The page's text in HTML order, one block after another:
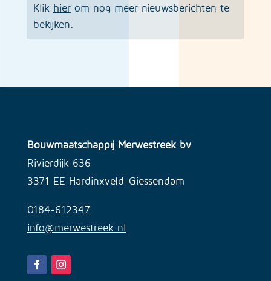
Klik hierom nog meer nieuwsberichten te
bekijken.
Bouwmaatschappij Merwestreek bv
Rivierdijk 636
3371 EE Hardinxveld-Giessendam
0184-612347
info@merwestreek.nl